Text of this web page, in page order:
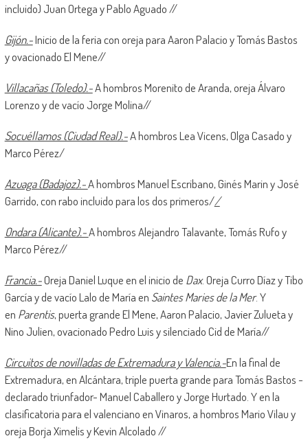
incluido) Juan Ortega y Pablo Aguado //
Gijón.-Inicio de la feria con oreja para Aaron Palacio y Tomás Bastos
y ovacionado El Mene//
Villacañas (Toledo).-A hombros Morenito de Aranda, oreja Álvaro
Lorenzo y de vacío Jorge Molina//
Socuéllamos (Ciudad Real).-A hombros Lea Vicens, Olga Casado y
Marco Pérez/
Azuaga (Badajoz).-A hombros Manuel Escribano, Ginés Marin y José
Garrido, con rabo incluido para los dos primeros//
Ondara (Alicante).-A hombros Alejandro Talavante, Tomás Rufo y
Marco Pérez//
Francia.-Oreja Daniel Luque en el inicio de Dax. Oreja Curro Díaz y Tibo
García y de vacío Lalo de María en Saintes Maries de la Mer. Y
en Parentis, puerta grande El Mene, Aaron Palacio, Javier Zulueta y
Nino Julien, ovacionado Pedro Luis y silenciado Cid de María//
Circuitos de novilladas de Extremadura y Valencia.-En la final de
Extremadura, en Alcántara, triple puerta grande para Tomás Bastos -
declarado triunfador- Manuel Caballero y Jorge Hurtado. Y en la
clasificatoria para el valenciano en Vinaros, a hombros Mario Vilau y
oreja Borja Ximelis y Kevin Alcolado //